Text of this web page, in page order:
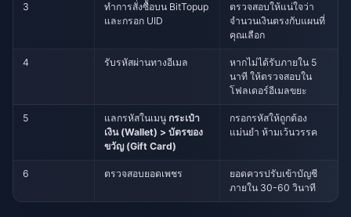
3
ทำการสั่งซื้อบน BitTopup
และกรอก UID
ตรวจสอบให้แน่ใจว่า
จำนวนเงินตรงกับแผนที่
คุณเลือก
4 รับรหัสผ่านทางอีเมล
หากไม่ได้รับภายใน 5
นาที ให้ตรวจสอบใน
โฟลเดอร์อีเมลขยะ
5 แลกรหัสในเมนู กระเป๋า
เงิน (Wallet) > บัตรของ
ขวัญ (Gift Card)
กรอกรหัสให้ถูกต้อง
แม่นยำ ห้ามเว้นวรรค
6 ตรวจสอบยอดเพชร
ยอดควรปรับเข้าบัญชี
ภายใน 30-60 วินาที